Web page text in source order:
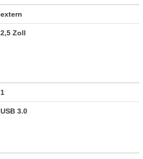
extern
2,5 Zoll
1
USB 3.0